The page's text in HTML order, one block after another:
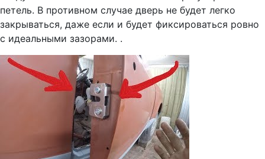
петель. В противном случае дверь не будет легко
закрываться, даже если и будет фиксироваться ровно
с идеальными зазорами. .